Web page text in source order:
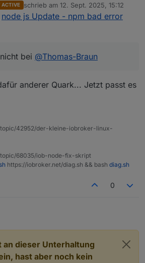
nodejs
anfangen.
auch nicht bei
ACTIVE schrieb am 12. Sept. 2025, 15:12
zuletzt editiert von
node js Update - npm bad error
bei @Thomas-Braun
anderer Quark... Jetzt passt es
42952/der-kleine-iobroker-linux-
68035/iob-node-fix-skript
https://iobroker.net/diag.sh && bash diag.sh
0
an dieser Unterhaltung
hast aber noch kein